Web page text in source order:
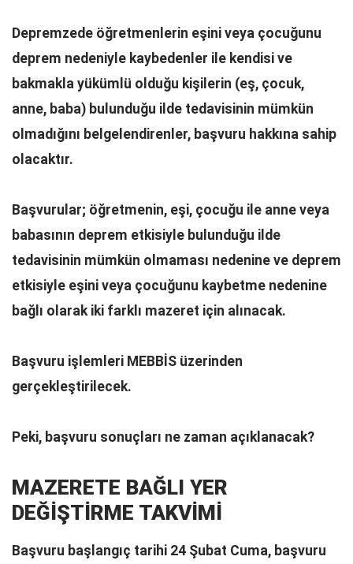
Depremzede öğretmenlerin eşini veya çocuğunu
deprem nedeniyle kaybedenler ile kendisi ve
bakmakla yükümlü olduğu kişilerin (eş, çocuk,
anne, baba) bulunduğu ilde tedavisinin mümkün
olmadığını belgelendirenler, başvuru hakkına sahip
olacaktır.
Başvurular; öğretmenin, eşi, çocuğu ile anne veya
babasının deprem etkisiyle bulunduğu ilde
tedavisinin mümkün olmaması nedenine ve deprem
etkisiyle eşini veya çocuğunu kaybetme nedenine
bağlı olarak iki farklı mazeret için alınacak.
Başvuru işlemleri MEBBİS üzerinden
gerçekleştirilecek.
Peki, başvuru sonuçları ne zaman açıklanacak?
MAZERETE BAĞLI YER
DEĞİŞTİRME TAKVİMİ
Başvuru başlangıç tarihi 24 Şubat Cuma, başvuru